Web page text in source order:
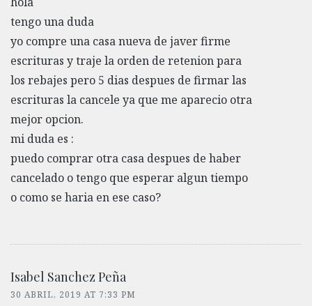
tengo una duda
yo compre una casa nueva de javer firme
escrituras y traje la orden de retenion para
los rebajes pero 5 dias despues de firmar las
escrituras la cancele ya que me aparecio otra
mejor opcion.
mi duda es :
puedo comprar otra casa despues de haber
cancelado o tengo que esperar algun tiempo
o como se haria en ese caso?
Isabel Sanchez Peña
30 ABRIL, 2019 AT 7:33 PM